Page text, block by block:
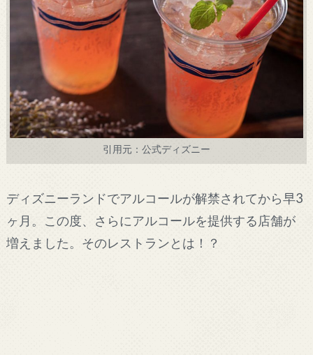
引用元：公式ディズニー
ディズニーランドでアルコールが解禁されてから早3
ヶ月。この度、さらにアルコールを提供する店舗が
増えました。そのレストランとは！？